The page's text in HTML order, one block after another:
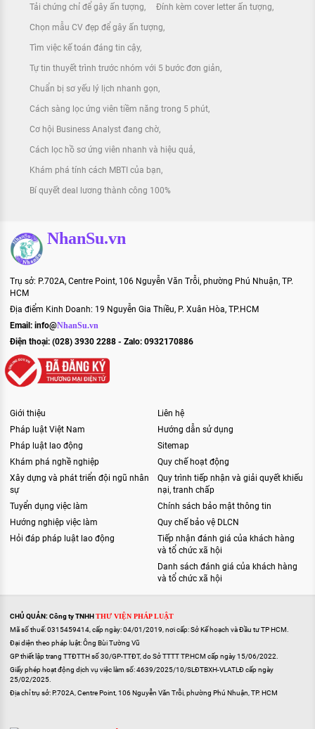
Tải chứng chỉ để gây ấn tượng Đính kèm cover letter ấn tượng
Chọn mẫu CV đẹp để gây ấn tượng
Tìm việc kế toán đáng tin cậy
Tự tin thuyết trình trước nhóm với 5 bước đơn giản
Chuẩn bị sơ yếu lý lịch nhanh gọn
Cách sàng lọc ứng viên tiềm năng trong 5 phút
Cơ hội Business Analyst đang chờ
Cách lọc hồ sơ ứng viên nhanh và hiệu quả
Khám phá tính cách MBTI của bạn
Bí quyết deal lương thành công 100%
NhanSu.vn
Trụ sở: P.702A, Centre Point, 106 Nguyễn Văn Trỗi, phường Phú Nhuận, TP.
HCM
Địa điểm Kinh Doanh: 19 Nguyễn Gia Thiều, P. Xuân Hòa, TP.HCM
Email: info@NhanSu.vn
Điện thoại: (028) 3930 2288 - Zalo: 0932170886
Giới thiệu
Pháp luật Việt Nam
Pháp luật lao động
Khám phá nghề nghiệp
Xây dựng và phát triển đội ngũ nhân
sự
Tuyển dụng việc làm
Hướng nghiệp việc làm
Hỏi đáp pháp luật lao động
Liên hệ
Hướng dẫn sử dụng
Sitemap
Quy chế hoạt động
Quy trình tiếp nhận và giải quyết khiếu
nại, tranh chấp
Chính sách bảo mật thông tin
Quy chế bảo vệ DLCN
Tiếp nhận đánh giá của khách hàng
và tổ chức xã hội
Danh sách đánh giá của khách hàng
và tổ chức xã hội
CHỦ QUẢN: Công ty TNHHTHƯ VIỆN PHÁP LUẬT
Mã số thuế: 0315459414, cấp ngày: 04/01/2019, nơi cấp: Sở Kế hoạch và Đầu tư TP HCM.
Đại diện theo pháp luật: Ông Bùi Tường Vũ
GP thiết lập trang TTĐTTH số 30/GP-TTĐT, do Sở TTTT TP.HCM cấp ngày 15/06/2022.
Giấy phép hoạt động dịch vụ việc làm số: 4639/2025/10/SLĐTBXH-VLATLĐ cấp ngày
25/02/2025.
Địa chỉ trụ sở: P.702A, Centre Point, 106 Nguyễn Văn Trỗi, phường Phú Nhuận, TP. HCM